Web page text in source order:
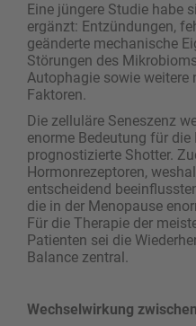
Eine jüngere Studie habe
ergänzt: Entzündungen,
geänderte mechanische
Störungen des
Autophagie sowie weitere
Faktoren.
Die zelluläre Seneszenz
enorme Bedeutung für
prognostizierte Shotter.
Hormonrezeptoren,
entscheidend
die in der Menopause
Für die Therapie der
Patienten sei die
Balance zentral.
Wechselwirkung